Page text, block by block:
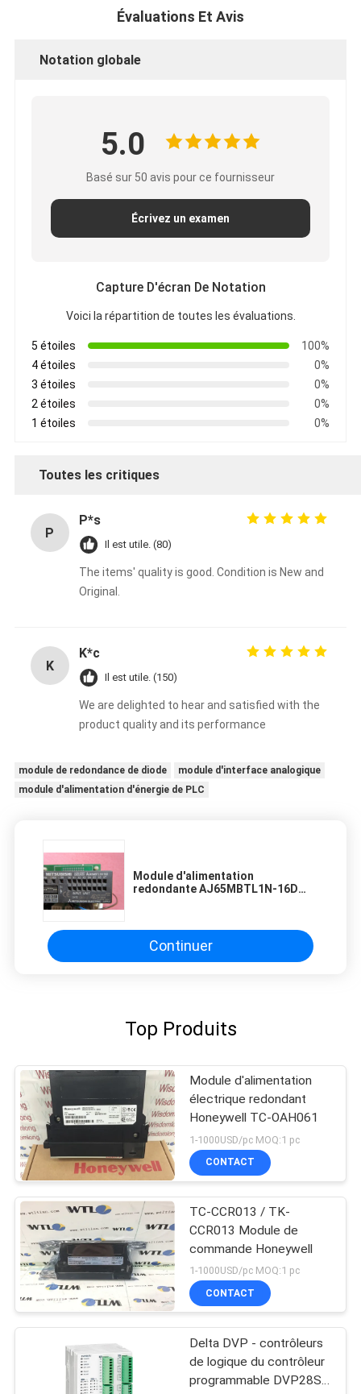
Évaluations Et Avis
Notation globale
5.0
Basé sur 50 avis pour ce fournisseur
Écrivez un examen
Capture D'écran De Notation
Voici la répartition de toutes les évaluations.
5 étoiles
100%
4 étoiles
0%
3 étoiles
0%
2 étoiles
0%
1 étoiles
0%
Toutes les critiques
P
P*s
Il est utile. (80)
The items' quality is good. Condition is New and
Original.
K
K*c
Il est utile. (150)
We are delighted to hear and satisfied with the
product quality and its performance
module de redondance de diode
module d'interface analogique
module d'alimentation d'énergie de PLC
Module d'alimentation
redondante AJ65MBTL1N-16D
Continuer
Top Produits
Module d'alimentation
électrique redondant
Honeywell TC-OAH061
1-1000USD/pc MOQ:1 pc
CONTACT
TC-CCR013 / TK-
CCR013 Module de
commande Honeywell
1-1000USD/pc MOQ:1 pc
CONTACT
Delta DVP - contrôleurs
de logique du contrôleur
programmable DVP28SV